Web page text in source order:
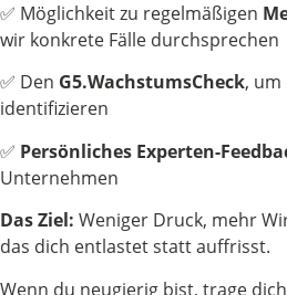
✅ Möglichkeit zu regelmäßigen
wir konkrete Fälle durchsprechen
✅ Den G5.WachstumsCheck, um
identifizieren
✅ Persönliches Experten-
Unternehmen
Das Ziel: Weniger Druck, mehr
das dich entlastet statt auffrisst.
Wenn du neugierig bist, trage